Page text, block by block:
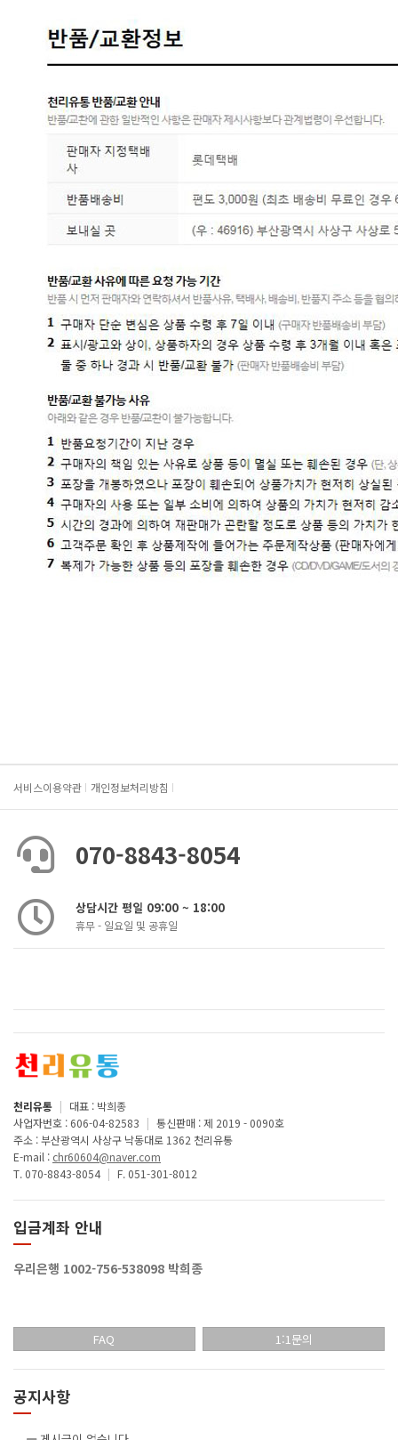
서비스이용약관 개인정보처리방침
070-8843-8054
상담시간 평일 09:00 ~ 18:00
휴무 - 일요일 및 공휴일
천리유통 | 대표 : 박희종
사업자번호 : 606-04-82583 | 통신판매 : 제 2019 - 0090호
주소 : 부산광역시 사상구 낙동대로 1362 천리유통
E-mail : chr60604@naver.com
T. 070-8843-8054 | F. 051-301-8012
입금계좌 안내
우리은행 1002-756-538098 박희종
FAQ 1:1문의
공지사항